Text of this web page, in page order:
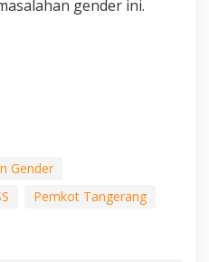
gender ini.
Gender
Pemkot Tangerang